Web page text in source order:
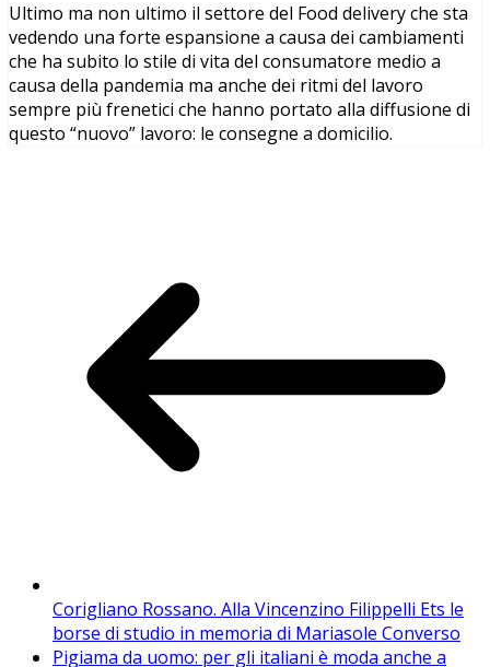
Ultimo ma non ultimo il settore del Food delivery che sta
vedendo una forte espansione a causa dei cambiamenti
che ha subito lo stile di vita del consumatore medio a
causa della pandemia ma anche dei ritmi del lavoro
sempre più frenetici che hanno portato alla diffusione di
questo “nuovo” lavoro: le consegne a domicilio.
Corigliano Rossano. Alla Vincenzino Filippelli Ets le
borse di studio in memoria di Mariasole Converso
Pigiama da uomo: per gli italiani è moda anche a